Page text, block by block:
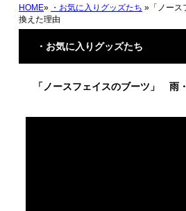
HOME» ・お気に入りグッズたち »「ノー
換えた理由
・お気に入りグッズたち
「ノースフェイスのブーツ」